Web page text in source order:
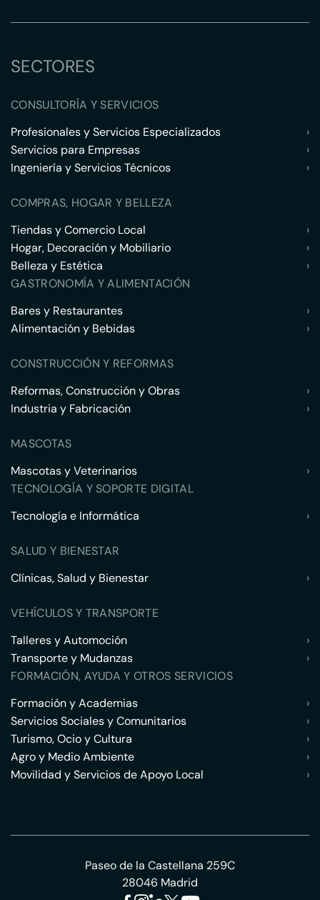
SECTORES
CONSULTORÍA Y SERVICIOS
Profesionales y Servicios Especializados
›
Servicios para Empresas
›
Ingeniería y Servicios Técnicos
›
COMPRAS, HOGAR Y BELLEZA
Tiendas y Comercio Local
›
Hogar, Decoración y Mobiliario
›
Belleza y Estética
›
GASTRONOMÍA Y ALIMENTACIÓN
Bares y Restaurantes
›
Alimentación y Bebidas
›
CONSTRUCCIÓN Y REFORMAS
Reformas, Construcción y Obras
›
Industria y Fabricación
›
MASCOTAS
Mascotas y Veterinarios
›
TECNOLOGÍA Y SOPORTE DIGITAL
Tecnología e Informática
›
SALUD Y BIENESTAR
Clínicas, Salud y Bienestar
›
VEHÍCULOS Y TRANSPORTE
Talleres y Automoción
›
Transporte y Mudanzas
›
FORMACIÓN, AYUDA Y OTROS SERVICIOS
Formación y Academias
›
Servicios Sociales y Comunitarios
›
Turismo, Ocio y Cultura
›
Agro y Medio Ambiente
›
Movilidad y Servicios de Apoyo Local
›
Paseo de la Castellana 259C
28046 Madrid